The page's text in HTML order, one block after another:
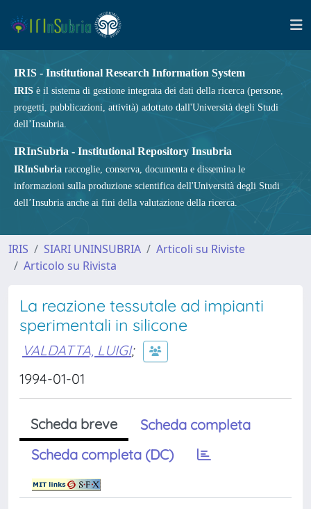
IRIS - Institutional Research Information System
IRIS è il sistema di gestione integrata dei dati della ricerca (persone,
progetti, pubblicazioni, attività) adottato dall'Università degli Studi
dell’Insubria.
IRInSubria - Institutional Repository Insubria
IRInSubria raccoglie, conserva, documenta e dissemina le
informazioni sulla produzione scientifica dell'Università degli Studi
dell’Insubria anche ai fini della valutazione della ricerca.
IRIS SIARI UNINSUBRIA
Articoli su Riviste
Articolo su Rivista
La reazione tessutale ad impianti
sperimentali in silicone
VALDATTA, LUIGI;
1994-01-01
Scheda breve
Scheda completa
Scheda completa (DC)